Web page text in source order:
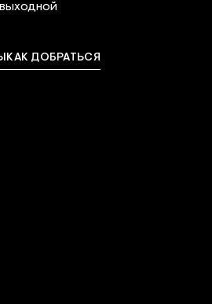
с
КАК ДОБРАТЬСЯ